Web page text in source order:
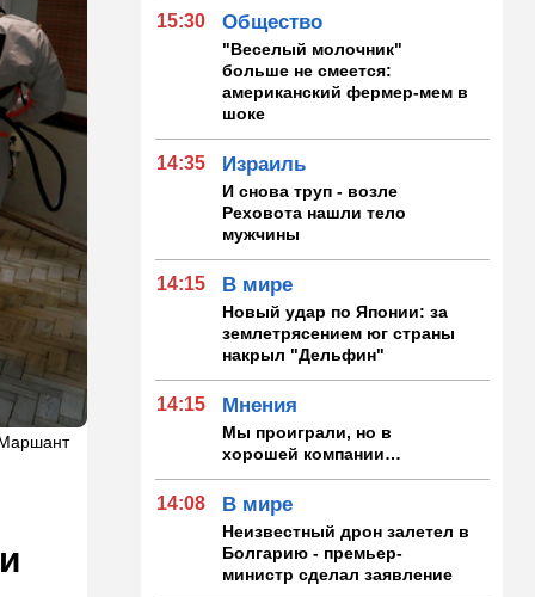
15:30 Общество
"Веселый молочник"
больше не смеется:
американский фермер-мем в
шоке
14:35 Израиль
И снова труп - возле
Реховота нашли тело
мужчины
14:15 В мире
Новый удар по Японии: за
землетрясением юг страны
накрыл "Дельфин"
14:15 Мнения
Мы проиграли, но в
хорошей компании…
14:08 В мире
Неизвестный дрон залетел в
Болгарию - премьер-
министр сделал заявление